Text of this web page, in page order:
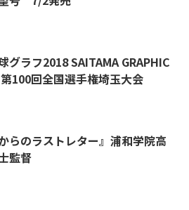
グラフ2018 SAITAMA GRAPHIC
100回全国選手権埼玉大会
らのラストレター』浦和学院高
監督